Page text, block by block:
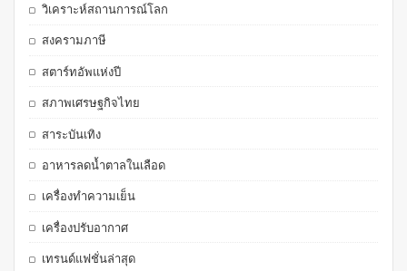
วิเคราะห์สถานการณ์โลก
สงครามภาษี
สตาร์ทอัพแห่งปี
สภาพเศรษฐกิจไทย
สาระบันเทิง
อาหารลดน้ำตาลในเลือด
เครื่องทำความเย็น
เครื่องปรับอากาศ
เทรนด์แฟชั่นล่าสุด